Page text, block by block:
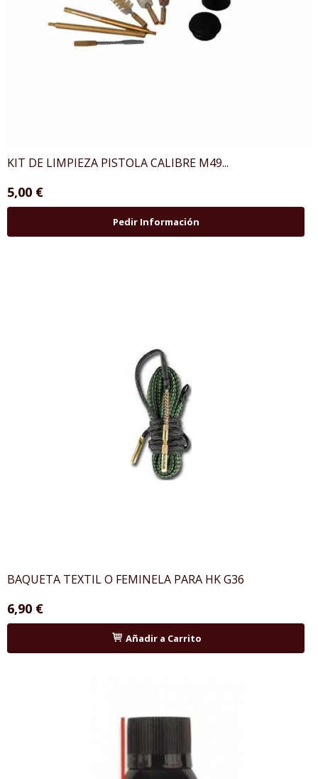
KIT DE LIMPIEZA PISTOLA CALIBRE M49...
5,00 €
Pedir Información
BAQUETA TEXTIL O FEMINELA PARA HK G36
6,90 €
Añadir a Carrito